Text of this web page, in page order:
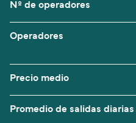
Nº de operadores
Operadores
Precio medio
Promedio de salidas diarias